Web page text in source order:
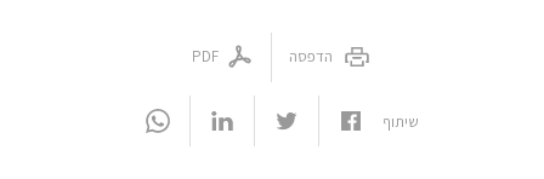
הדפסה PDF
שיתוף